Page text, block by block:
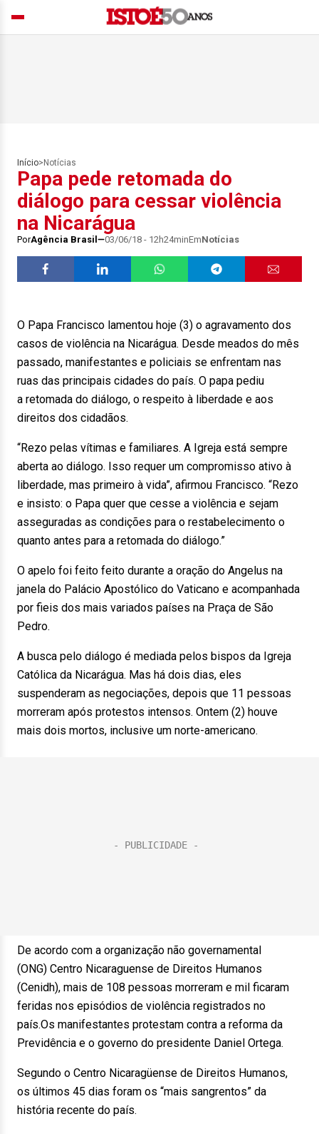
Início> Notícias
Papa pede retomada do
diálogo para cessar violência
na Nicarágua
PorAgência Brasil 03/06/18 - 12h24minEmNotícias
O Papa Francisco lamentou hoje (3) o agravamento dos
casos de violência na Nicarágua. Desde meados do mês
passado, manifestantes e policiais se enfrentam nas
ruas das principais cidades do país. O papa pediu
a retomada do diálogo, o respeito à liberdade e aos
direitos dos cidadãos.
“Rezo pelas vítimas e familiares. A Igreja está sempre
aberta ao diálogo. Isso requer um compromisso ativo à
liberdade, mas primeiro à vida”, afirmou Francisco. “Rezo
e insisto: o Papa quer que cesse a violência e sejam
asseguradas as condições para o restabelecimento o
quanto antes para a retomada do diálogo.”
O apelo foi feito feito durante a oração do Angelus na
janela do Palácio Apostólico do Vaticano e acompanhada
por fieis dos mais variados países na Praça de São
Pedro.
A busca pelo diálogo é mediada pelos bispos da Igreja
Católica da Nicarágua. Mas há dois dias, eles
suspenderam as negociações, depois que 11 pessoas
morreram após protestos intensos. Ontem (2) houve
mais dois mortos, inclusive um norte-americano.
De acordo com a organização não governamental
(ONG) Centro Nicaraguense de Direitos Humanos
(Cenidh), mais de 108 pessoas morreram e mil ficaram
feridas nos episódios de violência registrados no
país.Os manifestantes protestam contra a reforma da
Previdência e o governo do presidente Daniel Ortega.
Segundo o Centro Nicaragüense de Direitos Humanos,
os últimos 45 dias foram os “mais sangrentos” da
história recente do país.